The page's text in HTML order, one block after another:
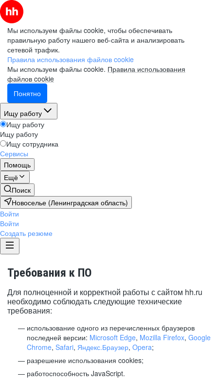
Мы используем файлы cookie, чтобы обеспечивать
правильную работу нашего веб-сайта и анализировать
сетевой трафик.
Правила использования файлов cookie
Мы используем файлы cookie. Правила использования
файлов cookie
Понятно
Ищу работу
Ищу работу
Ищу работу
Ищу сотрудника
Сервисы
Помощь
Ещё
Поиск
Новоселье (Ленинградская область)
Войти
Войти
Создать резюме
Требования к ПО
Для полноценной и корректной работы с сайтом hh.ru
необходимо соблюдать следующие технические
требования:
использование одного из перечисленных браузеров
последней версии: Microsoft Edge, Mozilla Firefox, Google
Chrome, Safari, Яндекс.Браузер, Opera;
разрешение использования cookies;
работоспособность JavaScript.